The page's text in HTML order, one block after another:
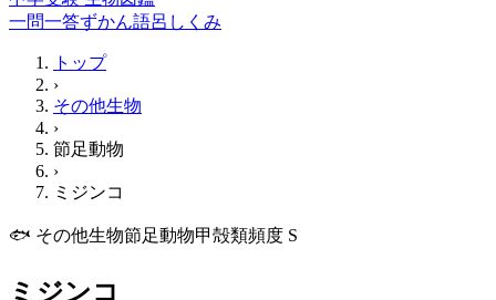
一問一答ずかん語呂 しくみ
トップ
›
その他生物
›
節足動物
›
ミジンコ
🐟 その他生物節足動物甲殻類頻度 S
ミジンコ